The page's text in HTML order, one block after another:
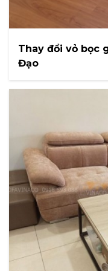
Thay đổi vỏ bọc
Đạo